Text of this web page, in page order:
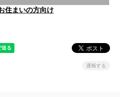
住まいの方向け
通報する